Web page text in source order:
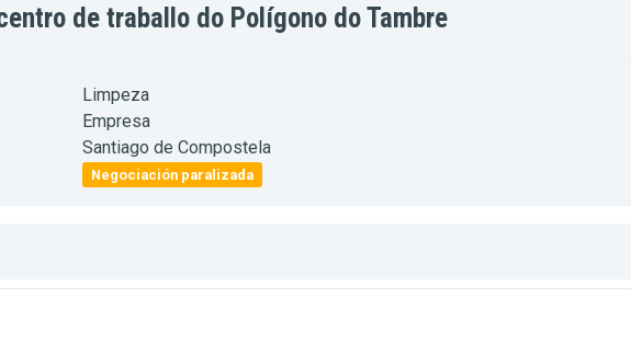
de traballo do Polígono do Tambre
Limpeza
Empresa
Santiago de Compostela
Negociación paralizada